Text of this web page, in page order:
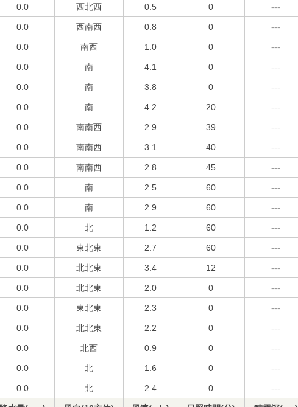
0.0 西北西 0.5 0 ---
0.0 西南西 0.8 0 ---
0.0 南西 1.0 0 ---
0.0 南 4.1 0 ---
0.0 南 3.8 0 ---
0.0 南 4.2 20 ---
0.0 南南西 2.9 39 ---
0.0 南南西 3.1 40 ---
0.0 南南西 2.8 45 ---
0.0 南 2.5 60 ---
0.0 南 2.9 60 ---
0.0 北 1.2 60 ---
0.0 東北東 2.7 60 ---
0.0 北北東 3.4 12 ---
0.0 北北東 2.0 0 ---
0.0 東北東 2.3 0 ---
0.0 北北東 2.2 0 ---
0.0 北西 0.9 0 ---
0.0 北 1.6 0 ---
0.0 北 2.4 0 ---